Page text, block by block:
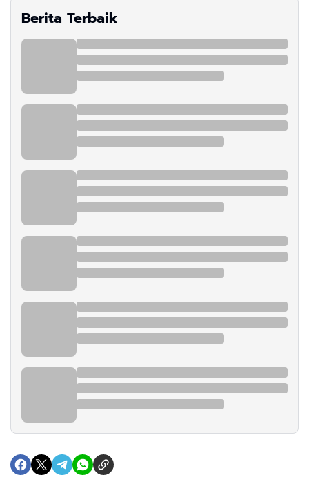
Berita Terbaik